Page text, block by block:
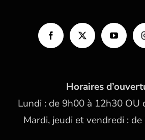
Horaires
Lundi : de 9h00 à 12h30 OU
Mardi, jeudi et vendredi :